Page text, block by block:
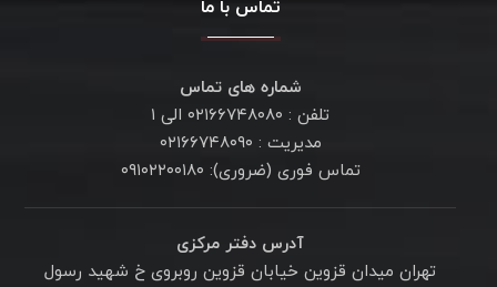
تماس با ما
شماره های تماس
تلفن : ۰۲۱۶۶۷۴۸۰۸۰ الی ۱
مدیریت : ۰۲۱۶۶۷۴۸۰۹۰
تماس فوری (ضروری): ۰۹۱۰۲۲۰۰۱۸۰
آدرس دفتر مرکزی
تهران میدان قزوین خیابان قزوین روبروی خ شهید رسول